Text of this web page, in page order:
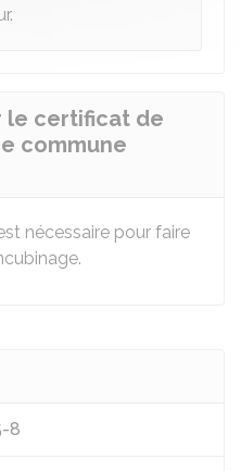
le certificat de
commune
nécessaire pour faire
8